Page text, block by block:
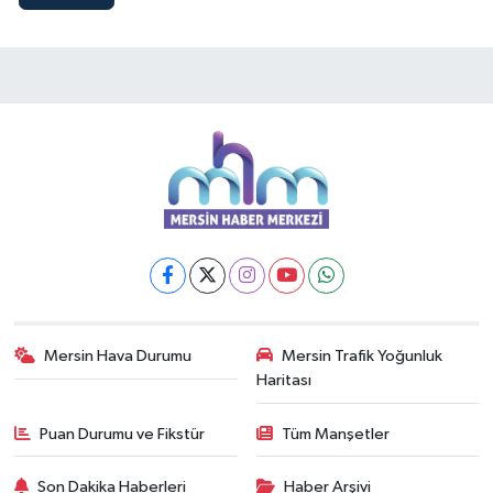
Mersin Hava Durumu
Mersin Trafik Yoğunluk
Haritası
Puan Durumu ve Fikstür Tüm Manşetler
Son Dakika Haberleri Haber Arşivi